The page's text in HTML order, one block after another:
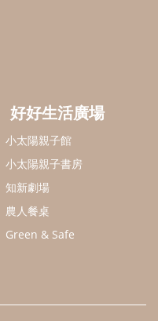
好好生活廣場
小太陽親子館
小太陽親子書房
知新劇場
農人餐桌
Green & Safe